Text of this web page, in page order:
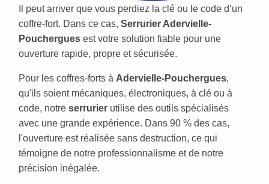
Il peut arriver que vous perdiez la clé ou le code d’un
coffre-fort. Dans ce cas, Serrurier Adervielle-
Pouchergues est votre solution fiable pour une
ouverture rapide, propre et sécurisée.
Pour les coffres-forts à Adervielle-Pouchergues,
qu'ils soient mécaniques, électroniques, à clé ou à
code, notre serrurier utilise des outils spécialisés
avec une grande expérience. Dans 90 % des cas,
l'ouverture est réalisée sans destruction, ce qui
témoigne de notre professionnalisme et de notre
précision inégalée.